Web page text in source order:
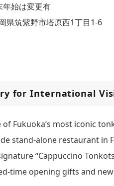
始は変更有
県筑紫野市塔原西1丁目1-6
for International
of Fukuoka’s most iconic
stand-alone restaurant in
“Cappuccino
time opening gifts and